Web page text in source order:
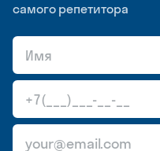
самого репетитора